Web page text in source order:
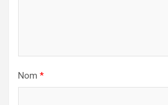
Nom *